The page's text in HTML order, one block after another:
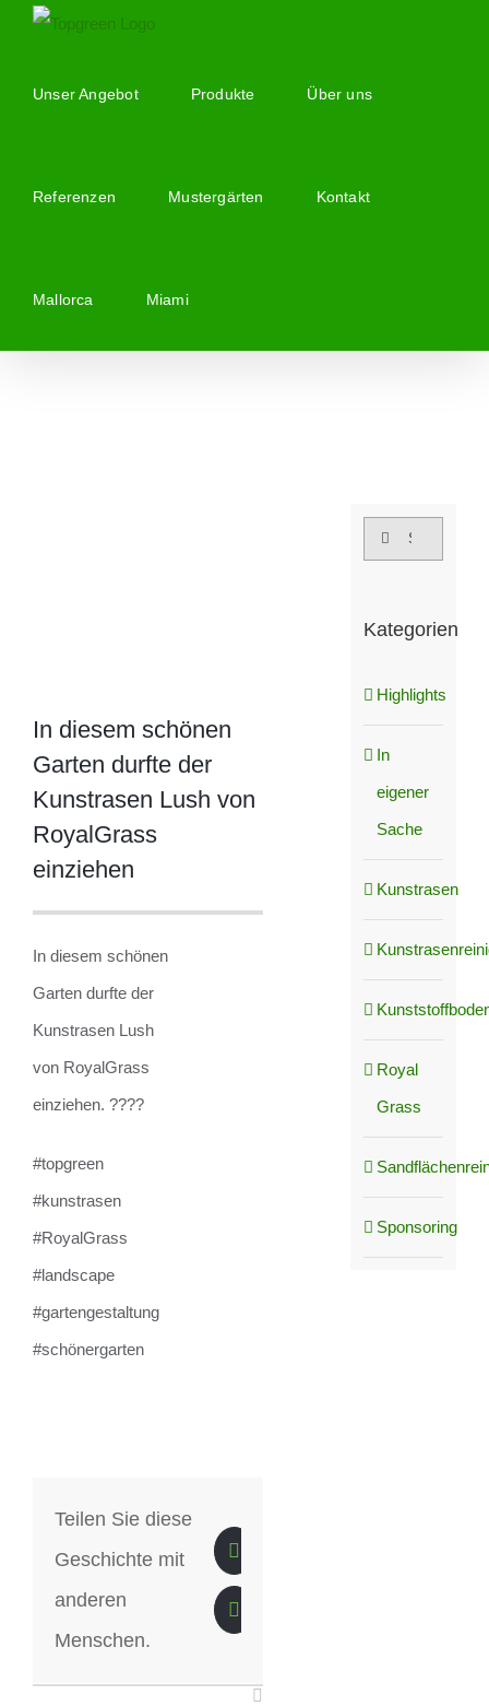
springenUnser Angebot Produkte Über uns
Referenzen Mustergärten Kontakt
Mallorca Miami
In diesem schönen
Garten durfte der
Kunstrasen Lush von
RoyalGrass
einziehen
In diesem schönen
Garten durfte der
Kunstrasen Lush
von RoyalGrass
einziehen. ????
#topgreen
#kunstrasen
#RoyalGrass
#landscape
#gartengestaltung
#schönergarten
Teilen Sie diese
Geschichte mit
anderen
Menschen.
Suche
Kategorien
Highlights
In
eigener
Sache
Kunstrasen
Royal
Grass
Sponsoring